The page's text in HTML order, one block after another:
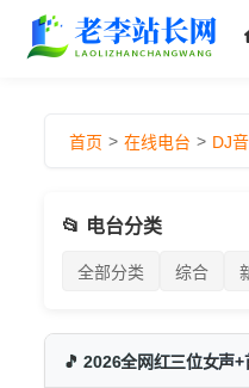
首页 > 在线电台 > DJ
📂 电台分类
全部分类 综合
🎵 2026全网红三位女声